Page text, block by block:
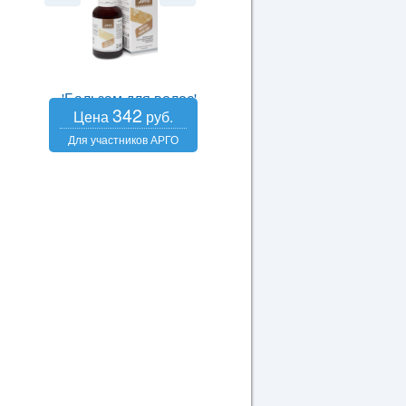
'Бальзам для волос'
342